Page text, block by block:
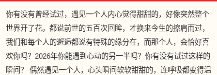
吉凶，为缘主解惑运势、姻缘、事业、财运、
健康等人生关键课题。
承古圣智慧，行济世初心；一念至诚，一卦通
明，助你趋吉避凶、明心见性，把握人生机
缘。
你有没有曾经试过，遇见一个人内心觉得甜甜的，好像突然整个
世界开了花。都说前世的五百次回眸，才换来今生的擦肩而过，
我们和每个人的邂逅都说有特殊的缘分在，而那个人，会恰好喜
欢你吗？2026年你能遇到心动的另一半吗？你有没有试过这样的
瞬间？ 偶然遇见一个人，心头瞬间软软甜甜的，连呼吸都变得温